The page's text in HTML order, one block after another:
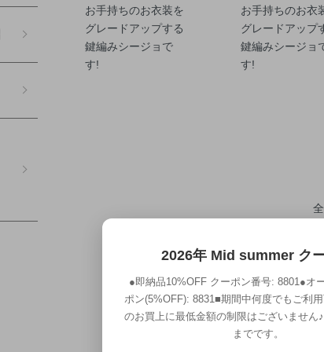
お手持ちのお衣装を
グレードアップする
鍵編みシージョで
す!
お手持ちのお衣
グレードアップ
鍵編みシージョ
す!
全
2026年 Mid summer ク
●即納品10%OFF クーポン番号: 8801●オ
ポン(5%OFF): 8831■期間中何度でもご利
のお買上に最低金額の制限はございません
までです。